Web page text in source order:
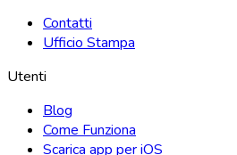
Contatti
Ufficio Stampa
Utenti
Blog
Come Funziona
Scarica app per iOS